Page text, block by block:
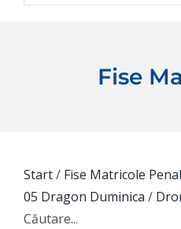
Fise
Start/ Fise Matricole
05 Dragon Duminica /
Căutare...